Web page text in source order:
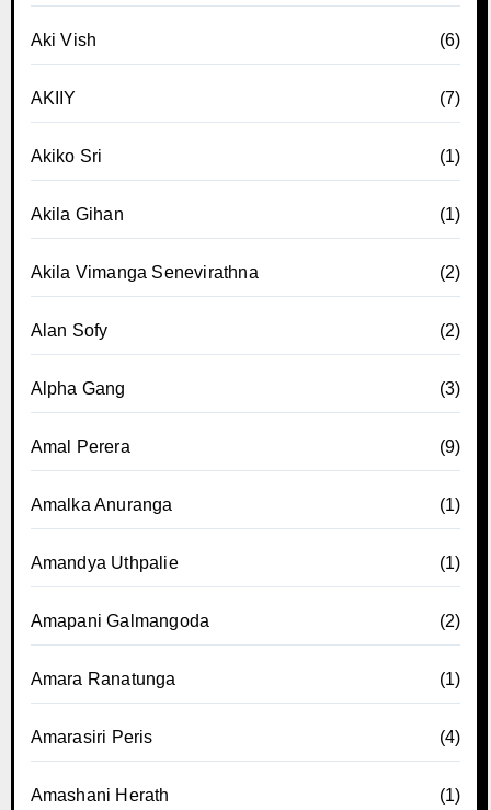
Aki Vish (6)
AKIIY (7)
Akiko Sri (1)
Akila Gihan (1)
Akila Vimanga Senevirathna (2)
Alan Sofy (2)
Alpha Gang (3)
Amal Perera (9)
Amalka Anuranga (1)
Amandya Uthpalie (1)
Amapani Galmangoda (2)
Amara Ranatunga (1)
Amarasiri Peris (4)
Amashani Herath (1)